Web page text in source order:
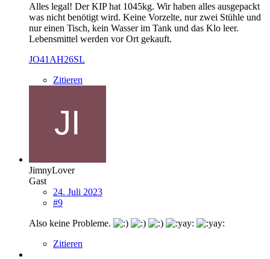
Alles legal! Der KIP hat 1045kg. Wir haben alles ausgepackt
was nicht benötigt wird. Keine Vorzelte, nur zwei Stühle und
nur einen Tisch, kein Wasser im Tank und das Klo leer.
Lebensmittel werden vor Ort gekauft.
JO41AH26SL
Zitieren
JimnyLover
Gast
24. Juli 2023
#9
Also keine Probleme.
Zitieren